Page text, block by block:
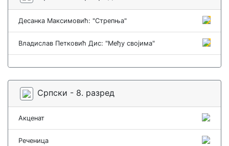
Десанка Максимовић: "Стрепња"
Владислав Петковић Дис: "Међу својима"
Српски - 8. разред
Акценат
Реченица